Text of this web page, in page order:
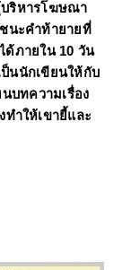
บริหารโฆษณา
นะคำท้ายายที่
ด้ภายใน 10 วัน
นนักเขียนให้กับ
บทความเรื่อง
ำให้เขายี้และ